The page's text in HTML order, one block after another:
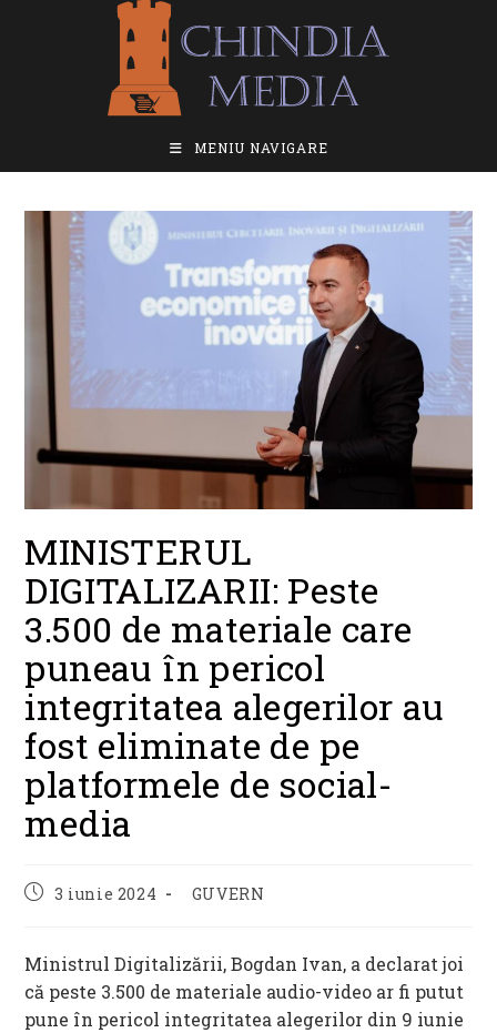
MENIU NAVIGARE
MINISTERUL
DIGITALIZARII: Peste
3.500 de materiale care
puneau în pericol
integritatea alegerilor au
fost eliminate de pe
platformele de social-
media
Post3 iunie 2024
Post
GUVERN
Ministrul Digitalizării, Bogdan Ivan, a declarat joi
că peste 3.500 de materiale audio-video ar fi putut
pune în pericol integritatea alegerilor din 9 iunie